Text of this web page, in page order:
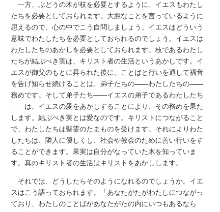
一方、ぶどうの木が枝を必要とするように、イエスもわたし
たちを必要としておられます。大胆なことを言っているように
思えるので、心の中でこう自問しましょう。イエスはどういう
意味でわたしたちを必要としておられるのでしょう。イエスは
わたしたちのあかしを必要としておられます。枝であるわたし
たちが結ぶべき実は、キリスト者の生活というあかしです。イ
エスが御父のもとに昇られた後に、ことばと行いを通して福音
を告げ知らせ続けることは、弟子たちの――わたしたちの――
務めです。そして弟子たち――イエスの弟子であるわたしたち
――は、イエスの愛をあかしすることにより、その務めを果た
します。結ぶべき実とは愛なのです。キリストにつながること
で、わたしたちは聖霊のたまものを受けます。それによりわた
したちは、隣人に優しくし、社会や教会のために善い行いをす
ることができます。果実は自分がなっていた木を知っていま
す。真のキリスト者の生活はキリストをあかしします。
それでは、どうしたらそのようになれるのでしょうか。イエ
スはこう語っておられます。「あなたがたがわたしにつながっ
ており、わたしのことばがあなたがたの内にいつもあるなら